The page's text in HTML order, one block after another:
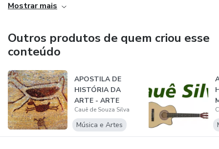
Mostrar mais
Outros produtos de quem criou esse
conteúdo
APOSTILA DE
HISTÓRIA DA
ARTE - ARTE
RUPESTRE
Cauê de Souza Silva
Música e Artes